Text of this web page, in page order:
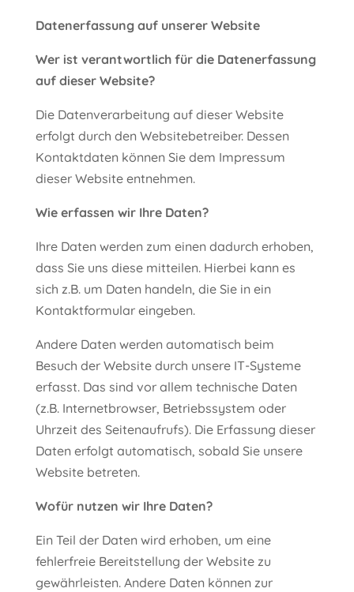
Datenerfassung auf unserer Website
Wer ist verantwortlich für die Datenerfassung
auf dieser Website?
Die Datenverarbeitung auf dieser Website
erfolgt durch den Websitebetreiber. Dessen
Kontaktdaten können Sie dem Impressum
dieser Website entnehmen.
Wie erfassen wir Ihre Daten?
Ihre Daten werden zum einen dadurch erhoben,
dass Sie uns diese mitteilen. Hierbei kann es
sich z.B. um Daten handeln, die Sie in ein
Kontaktformular eingeben.
Andere Daten werden automatisch beim
Besuch der Website durch unsere IT-Systeme
erfasst. Das sind vor allem technische Daten
(z.B. Internetbrowser, Betriebssystem oder
Uhrzeit des Seitenaufrufs). Die Erfassung dieser
Daten erfolgt automatisch, sobald Sie unsere
Website betreten.
Wofür nutzen wir Ihre Daten?
Ein Teil der Daten wird erhoben, um eine
fehlerfreie Bereitstellung der Website zu
gewährleisten. Andere Daten können zur